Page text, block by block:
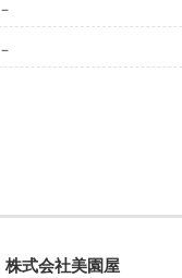
－
－
株式会社美園屋